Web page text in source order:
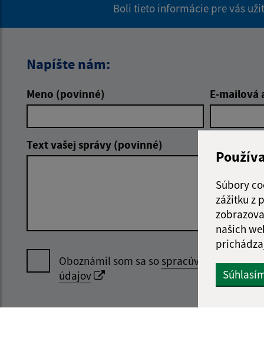
Súbory
zážitku z
našich
Boli tieto informácie pre vás
Napíšte nám:
Meno (povinné) E-mailová
Text vašej správy (povinné)
Oboznámil som sa sospracúvaním
údajov